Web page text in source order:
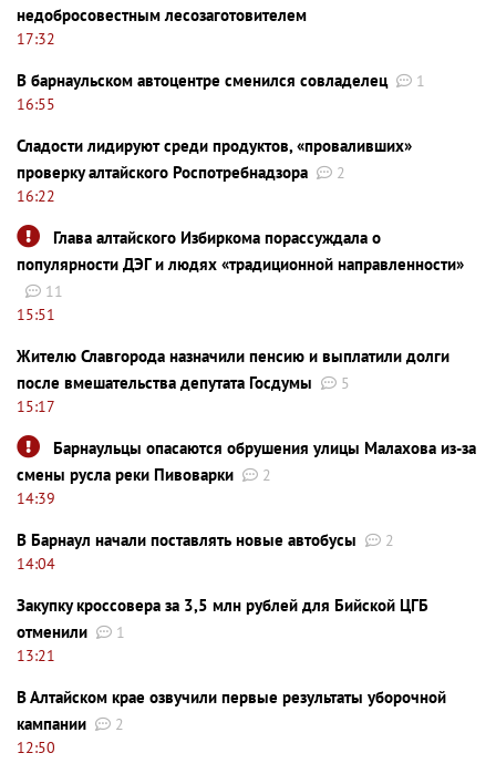
недобросовестным лесозаготовителем
17:32
В барнаульском автоцентре сменился совладелец
1
16:55
Сладости лидируют среди продуктов, «проваливших»
проверку алтайского Роспотребнадзора
2
16:22
Глава алтайского Избиркома порассуждала о
популярности ДЭГ и людях «традиционной направленности»
11
15:51
Жителю Славгорода назначили пенсию и выплатили долги
после вмешательства депутата Госдумы
5
15:17
Барнаульцы опасаются обрушения улицы Малахова из-за
смены русла реки Пивоварки
2
14:39
В Барнаул начали поставлять новые автобусы
2
14:04
Закупку кроссовера за 3,5 млн рублей для Бийской ЦГБ
отменили
1
13:21
В Алтайском крае озвучили первые результаты уборочной
кампании
2
12:50